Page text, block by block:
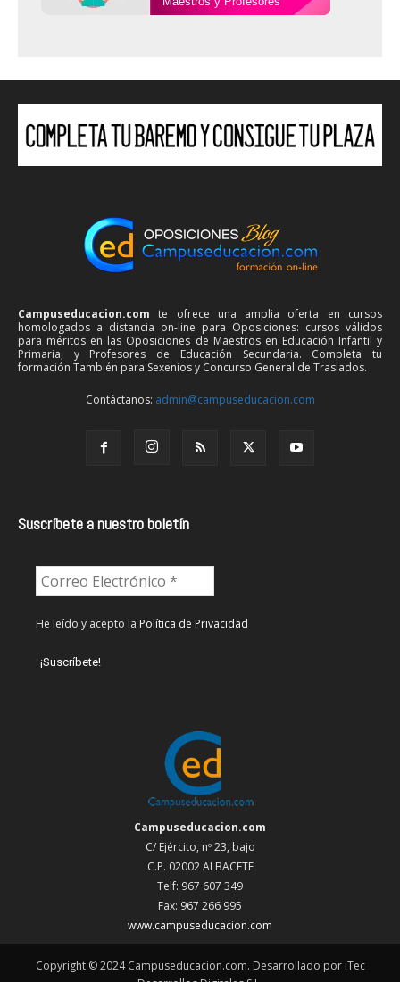
Campuseducacion.com te ofrece una amplia oferta en cursos
homologados a distancia on-line para Oposiciones: cursos válidos
para méritos en las Oposiciones de Maestros en Educación Infantil y
Primaria, y Profesores de Educación Secundaria. Completa tu
formación También para Sexenios y Concurso General de Traslados.
Contáctanos: admin@campuseducacion.com
Suscríbete a nuestro boletín
He leído y acepto la Política de Privacidad
Campuseducacion.com
C/ Ejército, nº 23, bajo
C.P. 02002 ALBACETE
Telf: 967 607 349
Fax: 967 266 995
www.campuseducacion.com
Copyright © 2024 Campuseducacion.com. Desarrollado por iTec